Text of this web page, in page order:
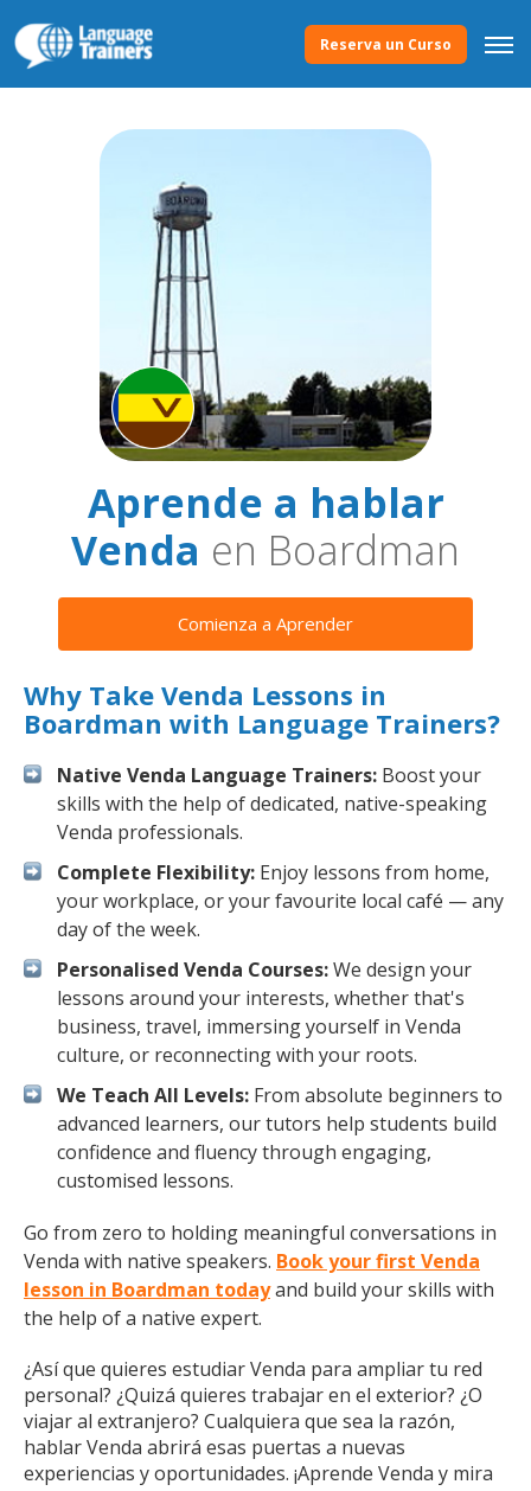
Reserva un Curso
Aprende a hablar
Venda en Boardman
Comienza a Aprender
Why Take Venda Lessons in
Boardman with Language Trainers?
Native Venda Language Trainers: Boost your
skills with the help of dedicated, native-speaking
Venda professionals.
Complete Flexibility: Enjoy lessons from home,
your workplace, or your favourite local café — any
day of the week.
Personalised Venda Courses:We design your
lessons around your interests, whether that's
business, travel, immersing yourself in Venda
culture, or reconnecting with your roots.
We Teach All Levels: From absolute beginners to
advanced learners, our tutors help students build
confidence and fluency through engaging,
customised lessons.
Go from zero to holding meaningful conversations in
Venda with native speakers. Book your first Venda
lesson in Boardman todayand build your skills with
the help of a native expert.
¿Así que quieres estudiar Venda para ampliar tu red
personal? ¿Quizá quieres trabajar en el exterior? ¿O
viajar al extranjero? Cualquiera que sea la razón,
hablar Venda abrirá esas puertas a nuevas
experiencias y oportunidades. ¡Aprende Venda y mira